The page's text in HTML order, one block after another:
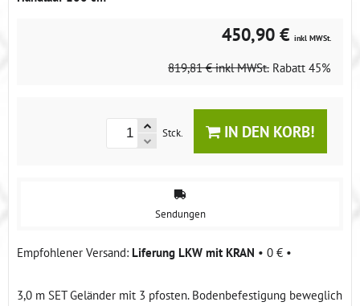
450,90 € inkl MWSt.
819,81 € inkl MWSt. Rabatt 45%
Stck. IN DEN KORB!
Sendungen
Liferung LKW mit KRAN • 0 € •
3,0 m SET Geländer mit 3 pfosten. Bodenbefestigung beweglich